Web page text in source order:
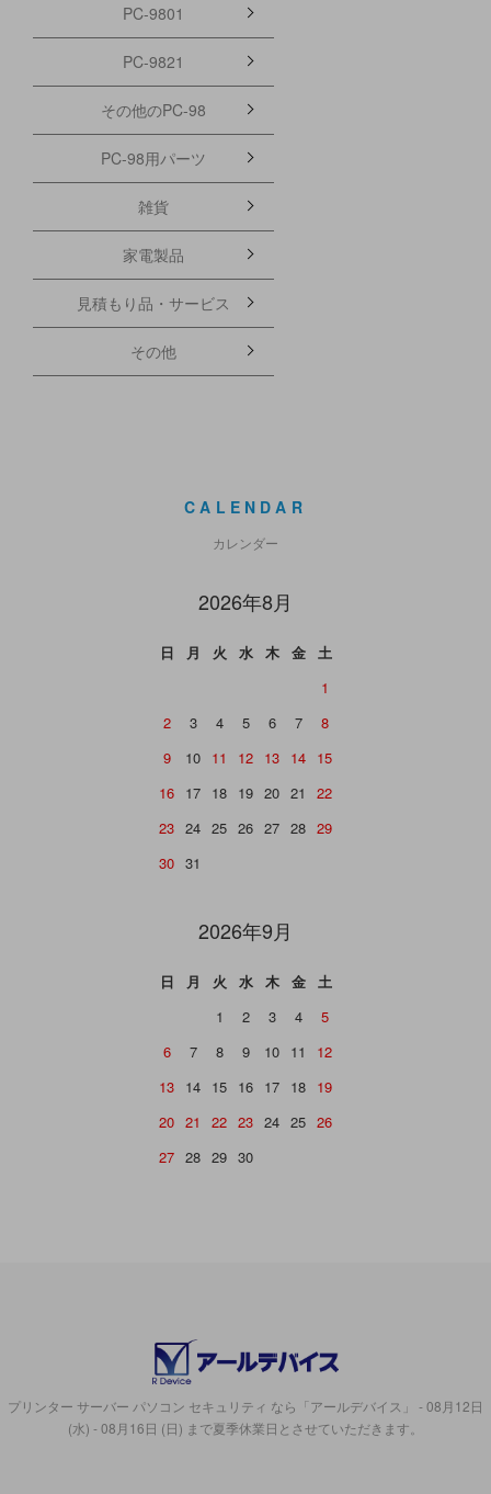
PC-9801
PC-9821
その他のPC-98
PC-98用パーツ
雑貨
家電製品
見積もり品・サービス
その他
CALENDAR
カレンダー
2026年8月
日 月 火 水 木 金
土
1
2
3 4 5 6 7
8
9
10 11 12 13 14 15
16 17 18 19 20 21
22
23 24 25 26 27 28 29
30 31
2026年9月
日 月 火 水 木 金
土
1
2 3 4
5
6
7 8 9 10 11
12
13 14 15 16 17 18 19
20 21 22 23 24 25 26
27 28 29 30
プリンター サーバー パソコン セキュリティ なら「アールデバイス」 - 08月12日
(水) - 08月16日 (日) まで夏季休業日とさせていただきます。